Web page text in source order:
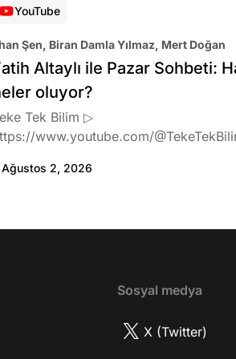
YouTube
Şen, Biran Damla Yılmaz, Mert Doğan
Altaylı ile Pazar Sohbeti:
oluyor?
Tek Bilim ▷
www.youtube.com/@TekeTekBilim
02:46 Biran Damla Yılmaz dizi teklifi
neler hissetti? 05:41 Oynadığı
kattı? 17:52 İlhan Şen, ayakkabı
mi? 22:22 Biran Damla Yılmaz nereli,
etkiliyor mu? 30:18 Mert Doğan'ın
Ağustos 2, 2026
Sosyal medya
X (Twitter)